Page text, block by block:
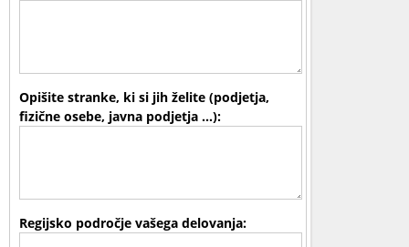
Opišite stranke, ki si jih želite (podjetja,
fizične osebe, javna podjetja ...):
Regijsko področje vašega delovanja: